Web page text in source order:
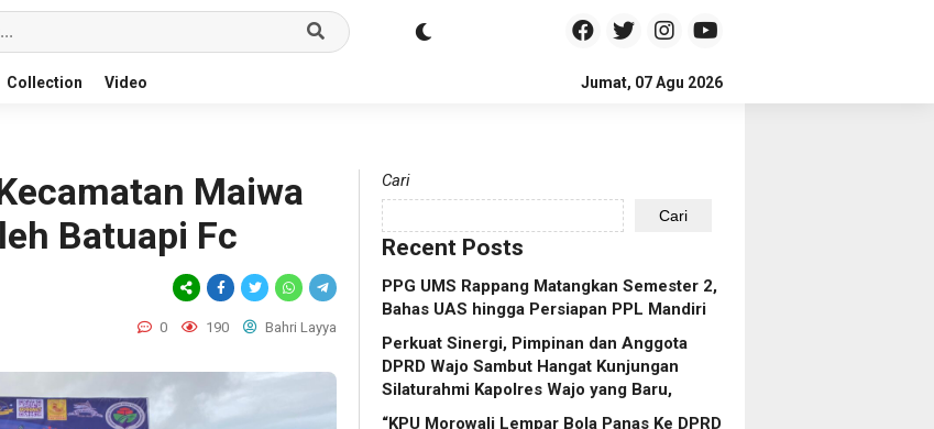
Collection Video Jumat, 07 Agu 2026
Maiwa
Batuapi Fc
0 190 Bahri Layya
Cari
Cari
Recent Posts
PPG UMS Rappang Matangkan Semester 2,
Bahas UAS hingga Persiapan PPL Mandiri
Perkuat Sinergi, Pimpinan dan Anggota
DPRD Wajo Sambut Hangat Kunjungan
Silaturahmi Kapolres Wajo yang Baru,
“KPU Morowali Lempar Bola Panas Ke DPRD